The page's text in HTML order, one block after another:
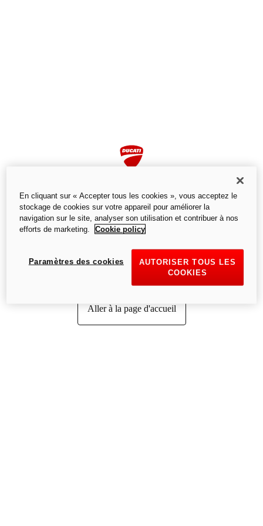
Page non trouvée
Nous ne trouvons pas la page que vous recherchez.
Aller à la page d'accueil
En cliquant sur « Accepter tous les cookies », vous acceptez le
stockage de cookies sur votre appareil pour améliorer la
navigation sur le site, analyser son utilisation et contribuer à nos
efforts de marketing.
Cookie policy
AUTORISER TOUS LES
COOKIES
Paramètres des cookies